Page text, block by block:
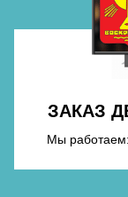
ЗАКАЗ
Мы